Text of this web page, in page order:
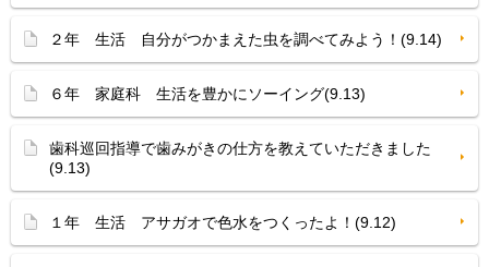
２年 生活 自分がつかまえた虫を調べてみよう！(9.14)
６年 家庭科 生活を豊かにソーイング(9.13)
歯科巡回指導で歯みがきの仕方を教えていただきました
(9.13)
１年 生活 アサガオで色水をつくったよ！(9.12)